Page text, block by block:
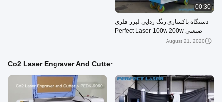
00:30
دستگاه پاکسازی زنگ زدایی لیزر فلزی
صنعتی Perfect Laser-100w 200w
August 21, 2020
Co2 Laser Engraver And Cutter